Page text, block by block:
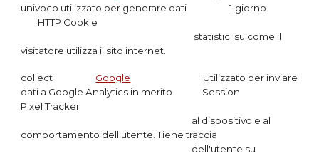
univoco utilizzato per generare dati 1 giorno
HTTP Cookie
statistici su come il
visitatore utilizza il sito internet.
collect Google
Utilizzato per inviare
dati a Google Analytics in merito Session
Pixel Tracker
al dispositivo e al
comportamento dell'utente. Tiene traccia
dell'utente su